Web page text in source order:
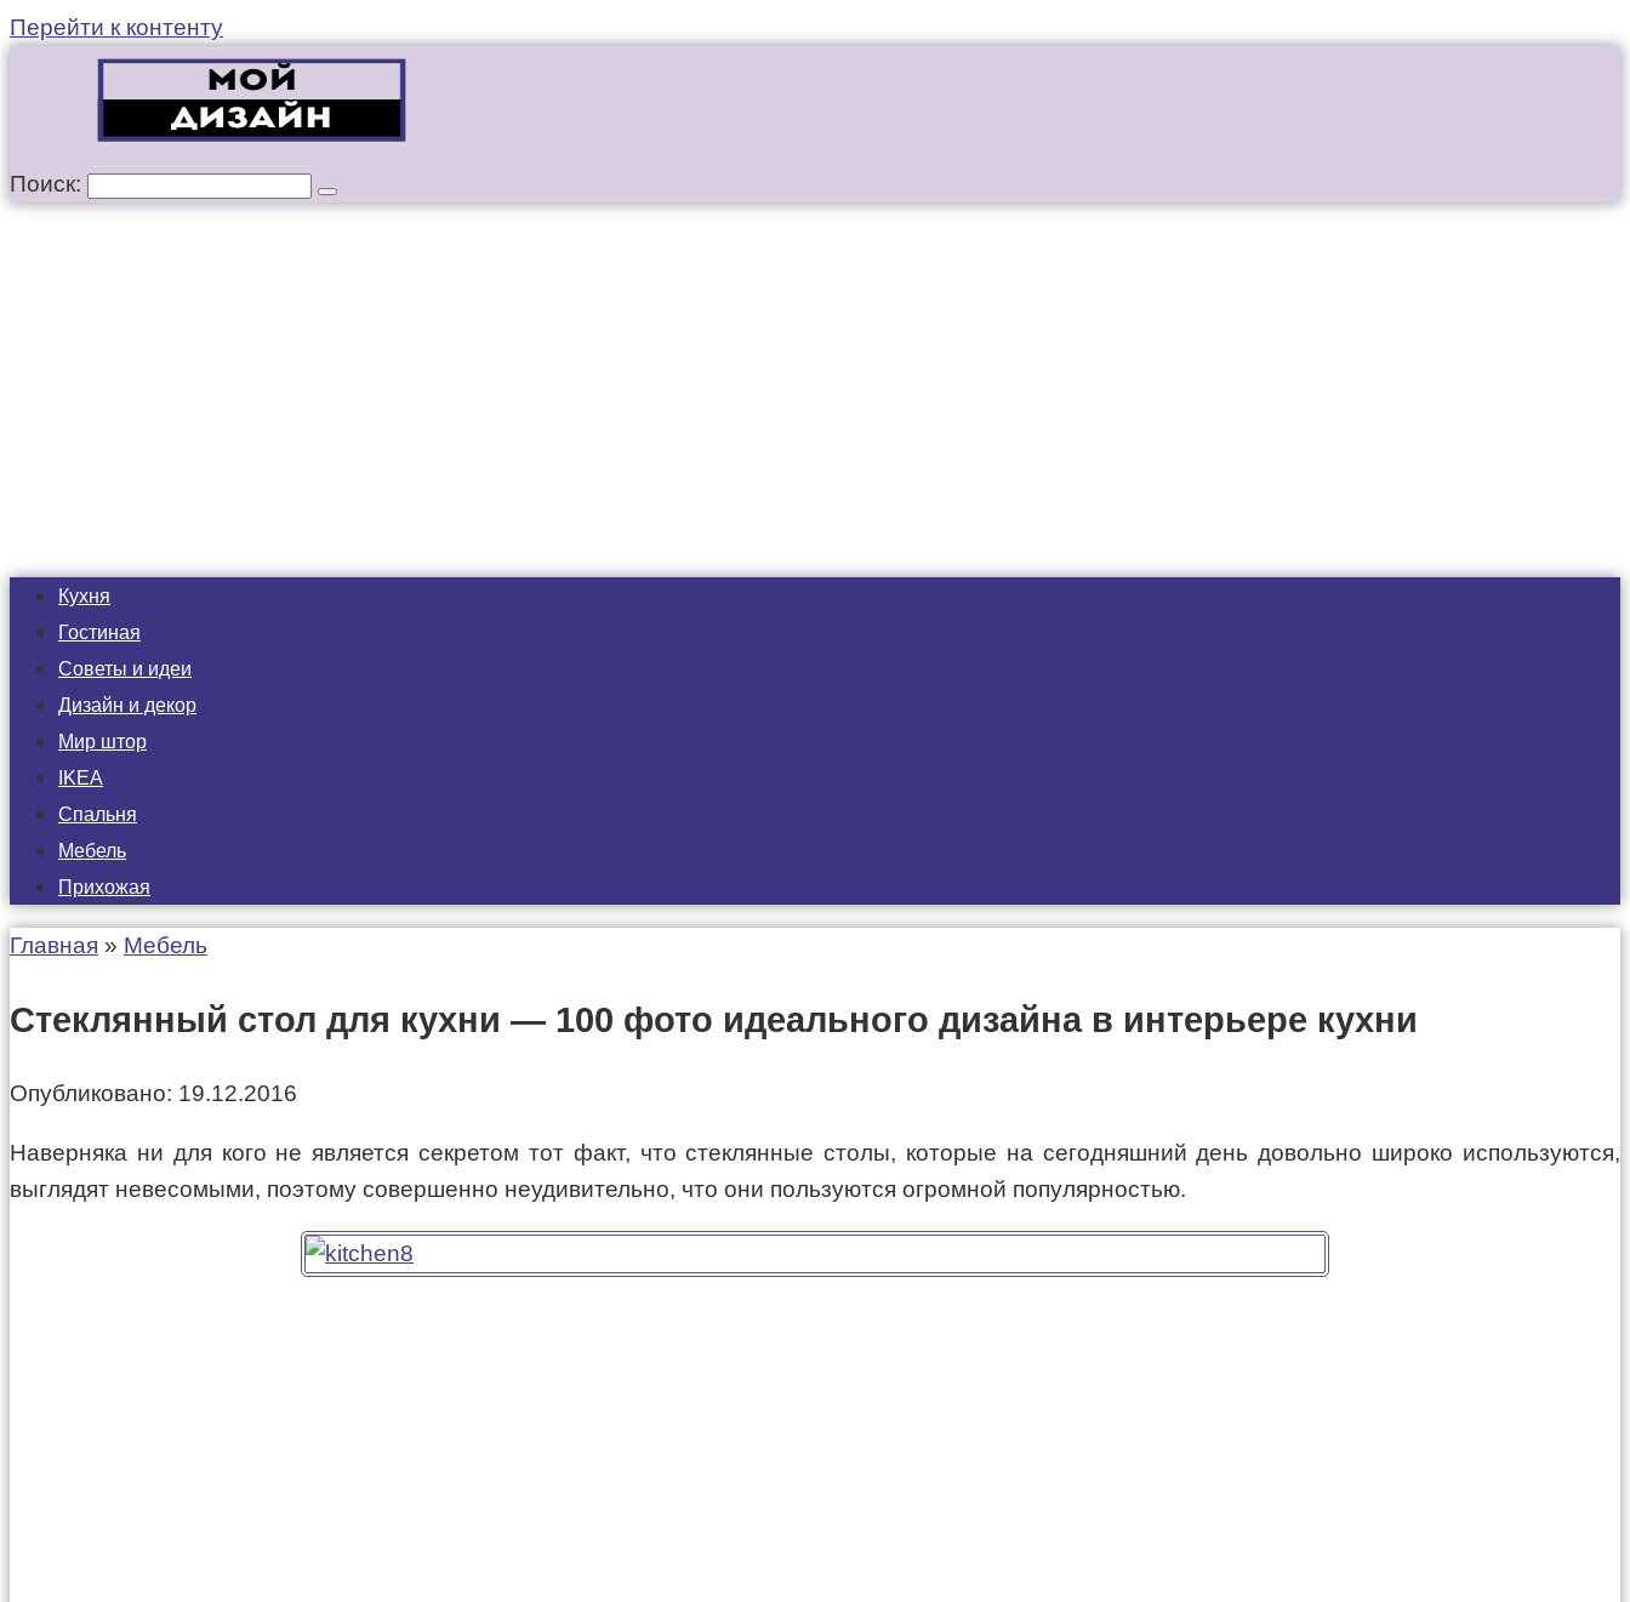
Перейти к контенту
Поиск:
Кухня
Гостиная
Советы и идеи
Дизайн и декор
Мир штор
IKEA
Спальня
Мебель
Прихожая
Главная » Мебель
Стеклянный стол для кухни — 100 фото идеального дизайна в интерьере кухни
Опубликовано: 19.12.2016
Наверняка ни для кого не является секретом тот факт, что стеклянные столы, которые на сегодняшний день довольно широко используются,
выглядят невесомыми, поэтому совершенно неудивительно, что они пользуются огромной популярностью.